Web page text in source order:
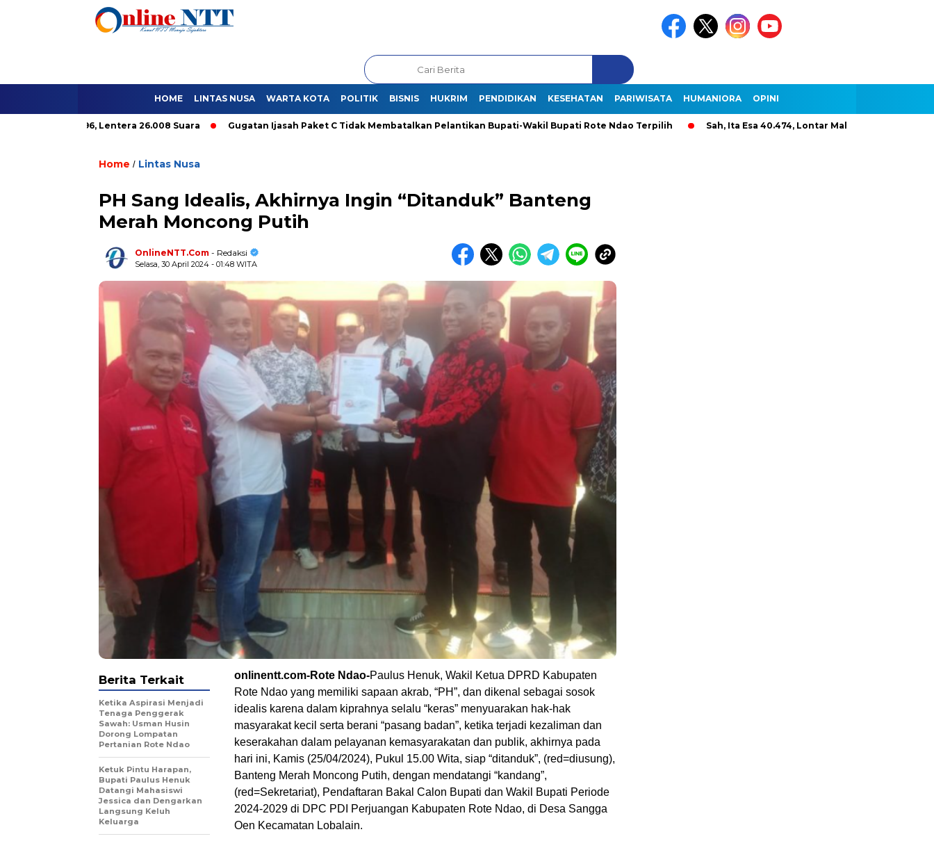
HOME LINTAS NUSA WARTA KOTA POLITIK BISNIS HUKRIM PENDIDIKAN KESEHATAN PARIWISATA HUMANIORA OPINI
9.296, Lentera 26.008 Suara Gugatan Ijasah Paket C Tidak Membatalkan Pelantikan Bupati-Wakil Bupati Rote Ndao Terpilih Sah, Ita Esa 40.474, Lontar Malole Hanya 9.296, Lentera
Home / Lintas Nusa
PH Sang Idealis, Akhirnya Ingin “Ditanduk” Banteng
Merah Moncong Putih
OnlineNTT.Com - Redaksi
Selasa, 30 April 2024 - 01:48 WITA
onlinentt.com-Rote Ndao-Paulus Henuk, Wakil Ketua DPRD Kabupaten
Rote Ndao yang memiliki sapaan akrab, “PH”, dan dikenal sebagai sosok
idealis karena dalam kiprahnya selalu “keras” menyuarakan hak-hak
masyarakat kecil serta berani “pasang badan”, ketika terjadi kezaliman dan
keserakahan dalam pelayanan kemasyarakatan dan publik, akhirnya pada
hari ini, Kamis (25/04/2024), Pukul 15.00 Wita, siap “ditanduk”, (red=diusung),
Banteng Merah Moncong Putih, dengan mendatangi “kandang”,
(red=Sekretariat), Pendaftaran Bakal Calon Bupati dan Wakil Bupati Periode
2024-2029 di DPC PDI Perjuangan Kabupaten Rote Ndao, di Desa Sangga
Oen Kecamatan Lobalain.
Berita Terkait
Ketika Aspirasi Menjadi
Tenaga Penggerak
Sawah: Usman Husin
Dorong Lompatan
Pertanian Rote Ndao
Ketuk Pintu Harapan,
Bupati Paulus Henuk
Datangi Mahasiswi
Jessica dan Dengarkan
Langsung Keluh
Keluarga